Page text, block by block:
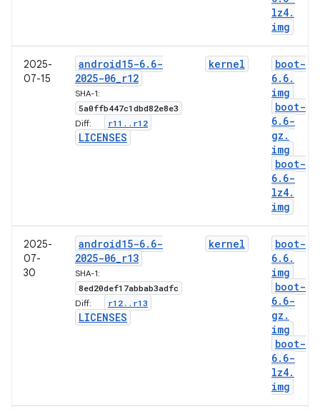
lz4.
img
2025-
07-15
android15-6. 6-
2025-06_r12
SHA-1:
5a0ffb447c1dbd82e8e3
Diff: r11 . . r12
LICENSES
kernel
boot-
6. 6.
img
boot-
6. 6-
gz .
img
boot-
6. 6-
lz4.
img
2025-
07-
30
android15-6. 6-
2025-06_r13
SHA-1:
8ed20def17abbab3adfc
Diff: r12. . r13
LICENSES
kernel
boot-
6. 6.
img
boot-
6. 6-
gz .
img
boot-
6. 6-
lz4.
img